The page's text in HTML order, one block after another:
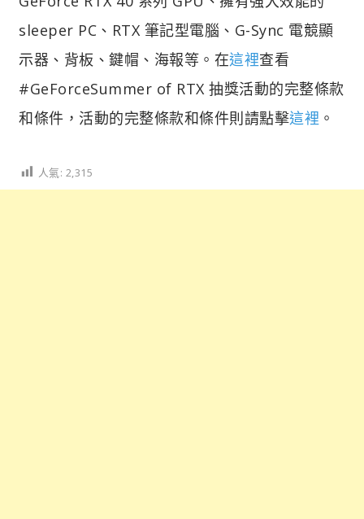
sleeper PC、RTX 筆記型電腦、G-Sync 電競顯
示器、背板、鍵帽、海報等。在這裡查看
#GeForceSummer of RTX 抽獎活動的完整條款
和條件，活動的完整條款和條件則請點擊這裡 。
人氣: 2,315